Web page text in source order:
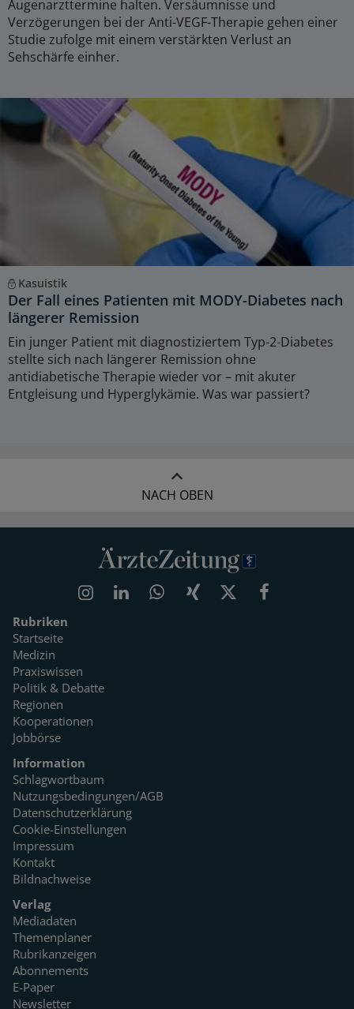
Augenarzttermine halten. Versäumnisse und
Verzögerungen bei der Anti-VEGF-Therapie gehen einer
Studie zufolge mit einem verstärkten Verlust an
Sehschärfe einher.
Kasuistik
Der Fall eines Patienten mit MODY-Diabetes nach
längerer Remission
Ein junger Patient mit diagnostiziertem Typ-2-Diabetes
stellte sich nach längerer Remission ohne
antidiabetische Therapie wieder vor – mit akuter
Entgleisung und Hyperglykämie. Was war passiert?
NACH OBEN
Rubriken
Startseite
Medizin
Praxiswissen
Politik & Debatte
Regionen
Kooperationen
Jobbörse
Information
Schlagwortbaum
Nutzungsbedingungen/AGB
Datenschutzerklärung
Cookie-Einstellungen
Impressum
Kontakt
Bildnachweise
Verlag
Mediadaten
Themenplaner
Rubrikanzeigen
Abonnements
E-Paper
Newsletter